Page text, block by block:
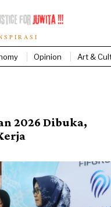
Opinion Art &
2026 Dibuka,